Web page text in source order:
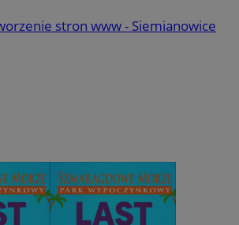
stron www - Siemianowice